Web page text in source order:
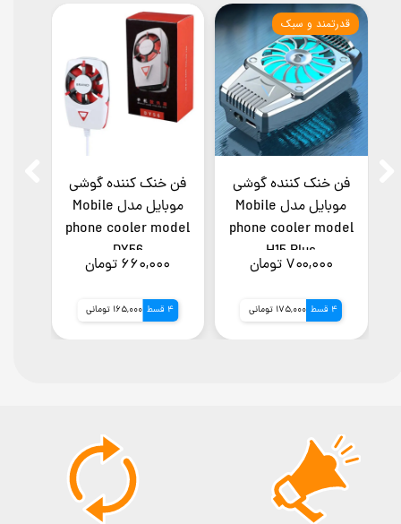
فن خنک کننده گوشی
موبایل مدل Mobile
phone cooler model
DY56
۶۶۰,۰۰۰ تومان
4 قسط 165,000 تومانی
فن خنک کننده گوشی
موبایل مدل Mobile
phone cooler model
H15 Plus
۷۰۰,۰۰۰ تومان
4 قسط 175,000 تومانی
قدرتمند و سبک